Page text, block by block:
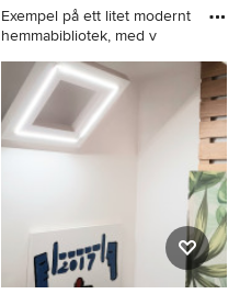
Exempel på ett litet modernt
hemmabibliotek, med v
Exempel på ett litet modernt
hemmabibliotek, med vita
väggar, betonggolv, en
spiselkrans i trä, ett inbyggt
skrivbord och grått golv